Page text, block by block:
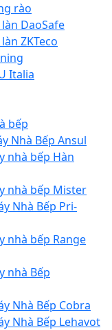
rào
DaoSafe
ZKTeco
Italia
bếp
Nhà Bếp Ansul
nhà bếp Hàn
nhà bếp Mister
Nhà Bếp Pri-
nhà bếp Range
nhà Bếp
Nhà Bếp Cobra
Nhà Bếp Lehavot